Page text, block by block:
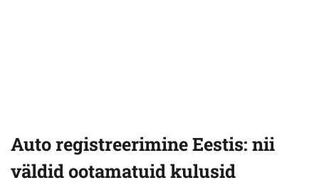
Auto registreerimine Eestis: nii
väldid ootamatuid kulusid